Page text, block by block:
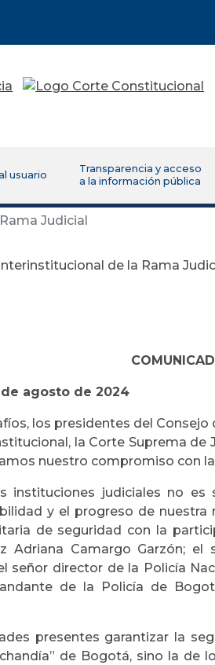
usuario
Transparencia y acceso
a la información pública
Judicial
de la Rama
agosto de 2024
los presidentes del Consejo
la Corte Suprema de
nuestro compromiso con
instituciones judiciales no
y el progreso de nuestra
de seguridad con la
Adriana Camargo Garzón; el
señor director de la Policía
de la Policía de
presentes garantizar la
de Bogotá, sino la de